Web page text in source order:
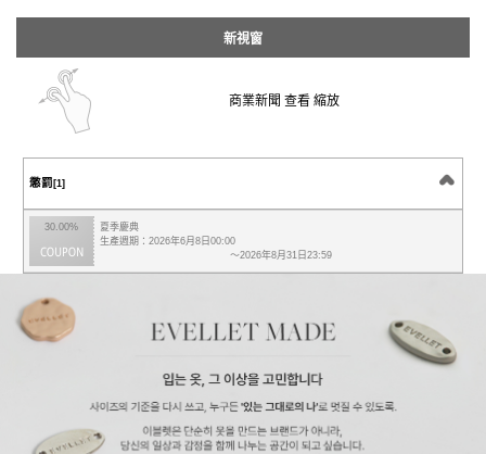
新視窗
商業新聞 查看 縮放
懲罰 [1]
30.00%
夏季慶典
生產週期：2026年6月8日00:00
～2026年8月31日23:59